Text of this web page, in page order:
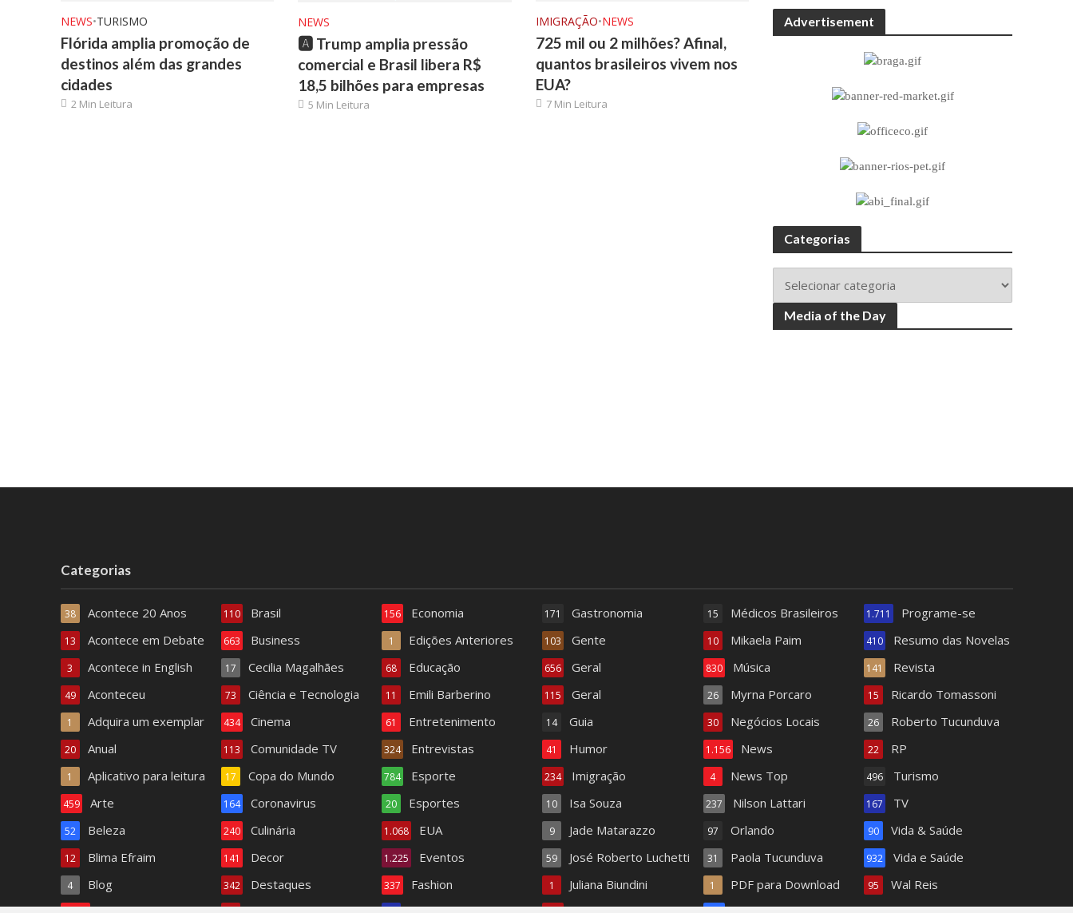
NEWS•TURISMO
Flórida amplia promoção de
destinos além das grandes
cidades
2 Min Leitura
NEWS
🅰️ Trump amplia pressão
comercial e Brasil libera R$
18,5 bilhões para empresas
5 Min Leitura
IMIGRAÇÃO•NEWS
725 mil ou 2 milhões? Afinal,
quantos brasileiros vivem nos
EUA?
7 Min Leitura
Advertisement
Categorias
Media of the Day
Categorias
Acontece 20 Anos
38
Acontece em Debate
13
Acontece in English
3
Aconteceu
49
Adquira um exemplar
1
Anual
20
Aplicativo para leitura
1
Arte
459
Beleza
52
Blima Efraim
12
Blog
4
Brasil
110
Business
663
Cecilia Magalhães
17
Ciência e Tecnologia
73
Cinema
434
Comunidade TV
113
Copa do Mundo
17
Coronavirus
164
Culinária
240
Decor
141
Destaques
342
Economia
156
Edições Anteriores
1
Educação
68
Emili Barberino
11
Entretenimento
61
Entrevistas
324
Esporte
784
Esportes
20
EUA
1.068
Eventos
1.225
Fashion
337
Gastronomia
171
Gente
103
Geral
656
Geral
115
Guia
14
Humor
41
Imigração
234
Isa Souza
10
Jade Matarazzo
9
José Roberto Luchetti
59
Juliana Biundini
1
Médicos Brasileiros
15
Mikaela Paim
10
Música
830
Myrna Porcaro
26
Negócios Locais
30
News
1.156
News Top
4
Nilson Lattari
237
Orlando
97
Paola Tucunduva
31
PDF para Download
1
Programe-se
1.711
Resumo das Novelas
410
Revista
141
Ricardo Tomassoni
15
Roberto Tucunduva
26
RP
22
Turismo
496
TV
167
Vida & Saúde
90
Vida e Saúde
932
Wal Reis
95